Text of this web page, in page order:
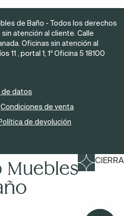
de Baño - Todos los derechos
atención al cliente. Calle
Oficinas sin atención al
11 , portal 1, 1º Oficina 5 18100
de datos
Condiciones de venta
de devolución
CIERRA